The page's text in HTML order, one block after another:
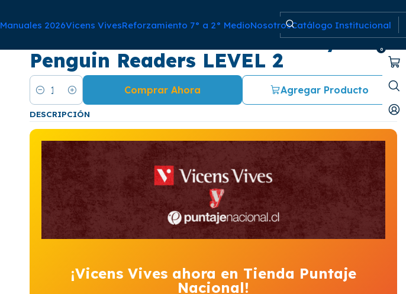
Manuales 2026Vicens VivesReforzamiento 7° a 2° MedioNosotrosCatálogo Institucional
0
|
The adventures of Huckleberry Finn:
Penguin Readers LEVEL 2
Cantidad
Agregar Producto
Comprar Ahora
DESCRIPCIÓN
¡Vicens Vives ahora en Tienda Puntaje
Nacional!